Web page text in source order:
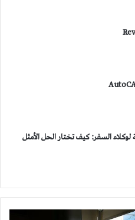
السفر: كيف تختار الحل الأمثل